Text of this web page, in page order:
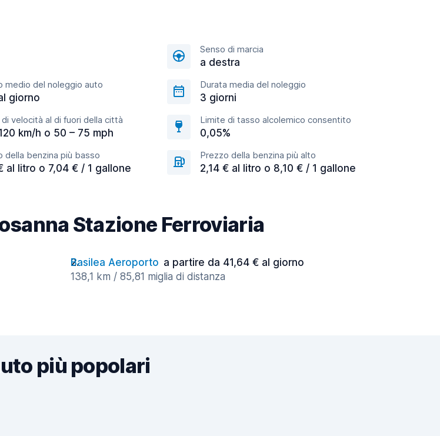
Senso di marcia
a destra
medio del noleggio auto
giorno
Durata media del noleggio
3 giorni
velocità al di fuori della città
km/h o 50 – 75 mph
Limite di tasso alcolemico consentito
0,05%
della benzina più basso
al litro o 7,04 € / 1 gallone
Prezzo della benzina più alto
2,14 € al litro o 8,10 € / 1 gallone
Stazione Ferroviaria
Basilea Aeroporto a partire da 41,64 € al giorno
138,1 km / 85,81 miglia di distanza
più popolari